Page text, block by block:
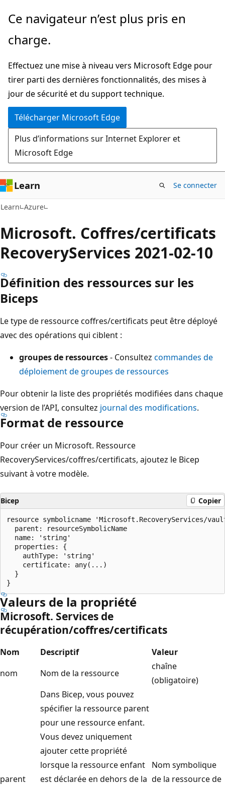
Passer
directement
au
principal
Ce navigateur n’est plus pris en
charge.
Effectuez une mise à niveau vers Microsoft Edge pour
tirer parti des dernières fonctionnalités, des mises à
jour de sécurité et du support technique.
Télécharger Microsoft Edge
Plus d’informations sur Internet Explorer et
Microsoft Edge
Learn Se connecter
Learn Azure
Microsoft. Coffres/certificats
RecoveryServices 2021-02-10
Définition des ressources sur les
Biceps
Le type de ressource coffres/certificats peut être déployé
avec des opérations qui ciblent :
groupes de ressources- Consultez commandes de
déploiement de groupes de ressources
Pour obtenir la liste des propriétés modifiées dans chaque
version de l’API, consultez journal des modifications.
Format de ressource
Pour créer un Microsoft. Ressource
RecoveryServices/coffres/certificats, ajoutez le Bicep
suivant à votre modèle.
Bicep Copier
resource symbolicname 'Microsoft.RecoveryServices/
  parent: resourceSymbolicName
  name: 'string'
  properties: {
    authType: 'string'
    certificate: any(...)
  }
Valeurs de la propriété
Microsoft. Services de
récupération/coffres/certificats
Nom Descriptif
Valeur
nom
Nom de la ressource
chaîne
(obligatoire)
parent
Dans Bicep, vous pouvez
spécifier la ressource parent
pour une ressource enfant.
Vous devez uniquement
ajouter cette propriété
lorsque la ressource enfant
est déclarée en dehors de la
Nom symbolique
de la ressource de